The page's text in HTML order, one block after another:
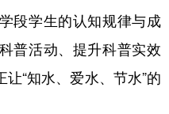
段学生的认知规律与成
普活动、提升科普实效
“知水、爱水、节水”的